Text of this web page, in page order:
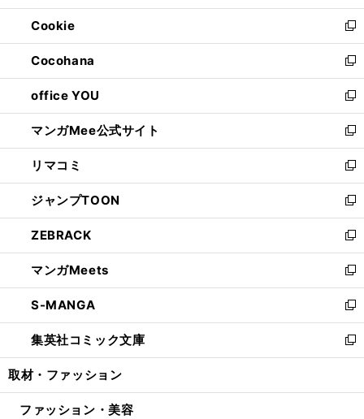
開
く
ウ
で
開
く
ン
ド
ウ
で
開
く
ウ
ィ
ン
ド
ウ
で
開
く
Cookie
新
し
い
ウ
ィ
ン
ド
ウ
で
開
く
Cocohana
新
し
い
ウ
ィ
ン
ド
ウ
で
開
く
office YOU
新
し
い
ウ
ィ
ン
ド
ウ
で
開
く
マンガMee公式サイト
新
し
い
ウ
ィ
ン
ド
ウ
で
開
く
リマコミ
新
し
い
ウ
ィ
ン
ド
ウ
で
開
く
ジャンプTOON
新
し
い
ウ
ィ
ン
ド
ウ
で
開
ZEBRACK
新
し
い
ウ
ィ
ン
ド
ウ
開
マンガMeets
新
し
い
ウ
ィ
ン
ウ
S-MANGA
新
し
い
ウ
ン
集英社コミック文庫
新
し
ウ
取材・ファッション
ファッション・美容